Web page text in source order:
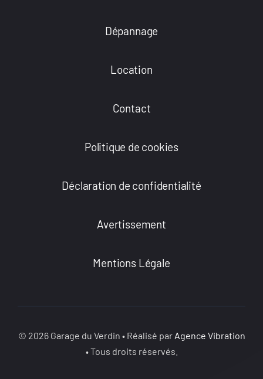
Dépannage
Location
Contact
Politique de cookies
Déclaration de confidentialité
Avertissement
Mentions Légale
© 2026 Garage du Verdin • Réalisé par Agence Vibration
• Tous droits réservés.